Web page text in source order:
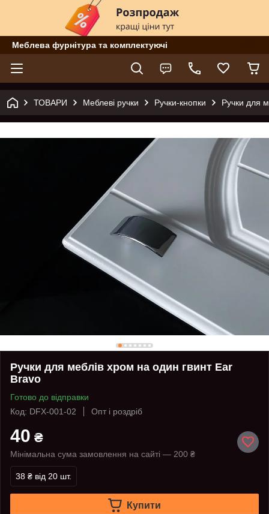
Меблева фурнітура та комплектуючі
ТОВАРИ Меблеві ручки Ручки-кнопки Ручки для
Ручки для меблів хром на один гвинт Ear
Bravo
Готово до відправки
Код: DFX-001-02
Опт і роздріб
40 ₴
Мінімальна сума замовлення на сайті — 200 ₴
38 ₴ від 20 шт.
Купити